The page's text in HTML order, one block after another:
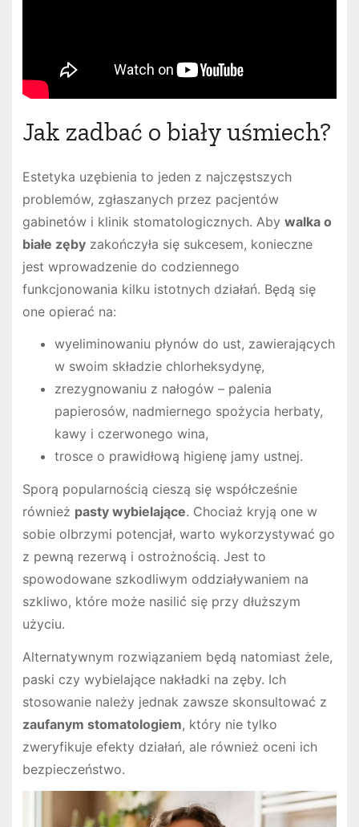
Jak zadbać o biały uśmiech?
Estetyka uzębienia to jeden z najczęstszych
problemów, zgłaszanych przez pacjentów
gabinetów i klinik stomatologicznych. Aby walka o
białe zębyzakończyła się sukcesem, konieczne
jest wprowadzenie do codziennego
funkcjonowania kilku istotnych działań. Będą się
one opierać na:
wyeliminowaniu płynów do ust, zawierających
w swoim składzie chlorheksydynę,
zrezygnowaniu z nałogów – palenia
papierosów, nadmiernego spożycia herbaty,
kawy i czerwonego wina,
trosce o prawidłową higienę jamy ustnej.
Sporą popularnością cieszą się współcześnie
również pasty wybielające. Chociaż kryją one w
sobie olbrzymi potencjał, warto wykorzystywać go
z pewną rezerwą i ostrożnością. Jest to
spowodowane szkodliwym oddziaływaniem na
szkliwo, które może nasilić się przy dłuższym
użyciu.
Alternatywnym rozwiązaniem będą natomiast żele,
paski czy wybielające nakładki na zęby. Ich
stosowanie należy jednak zawsze skonsultować z
zaufanym stomatologiem, który nie tylko
zweryfikuje efekty działań, ale również oceni ich
bezpieczeństwo.